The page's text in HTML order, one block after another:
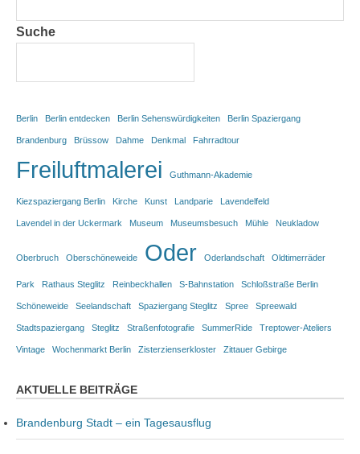
Suche
Berlin Berlin entdecken Berlin Sehenswürdigkeiten Berlin Spaziergang
Brandenburg Brüssow Dahme Denkmal Fahrradtour
Freiluftmalerei Guthmann-Akademie
Kiezspaziergang Berlin Kirche Kunst Landparie Lavendelfeld
Lavendel in der Uckermark Museum Museumsbesuch Mühle Neukladow
Oberbruch Oberschöneweide Oder Oderlandschaft Oldtimerräder
Park Rathaus Steglitz Reinbeckhallen S-Bahnstation Schloßstraße Berlin
Schöneweide Seelandschaft Spaziergang Steglitz Spree Spreewald
Stadtspaziergang Steglitz Straßenfotografie SummerRide Treptower-Ateliers
Vintage Wochenmarkt Berlin Zisterzienserkloster Zittauer Gebirge
AKTUELLE BEITRÄGE
Brandenburg Stadt – ein Tagesausflug